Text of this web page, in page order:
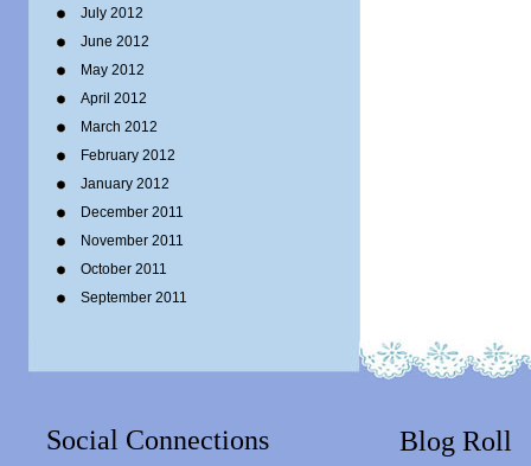
July 2012
June 2012
May 2012
April 2012
March 2012
February 2012
January 2012
December 2011
November 2011
October 2011
September 2011
Social Connections Blog Roll